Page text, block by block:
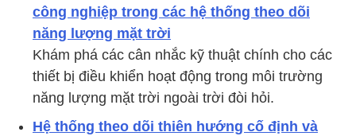
công nghiệp trong các hệ thống theo dõi
năng lượng mặt trời
Khám phá các cân nhắc kỹ thuật chính cho các
thiết bị điều khiển hoạt động trong môi trường
năng lượng mặt trời ngoài trời đòi hỏi.
Hệ thống theo dõi thiên hướng cố định và